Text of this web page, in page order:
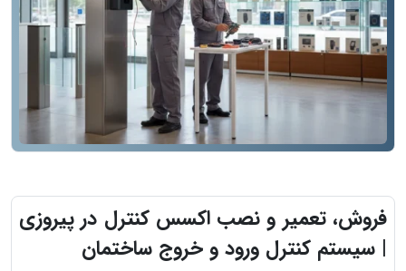
فروش، تعمیر و نصب اکسس کنترل در پیروزی
| سیستم کنترل ورود و خروج ساختمان